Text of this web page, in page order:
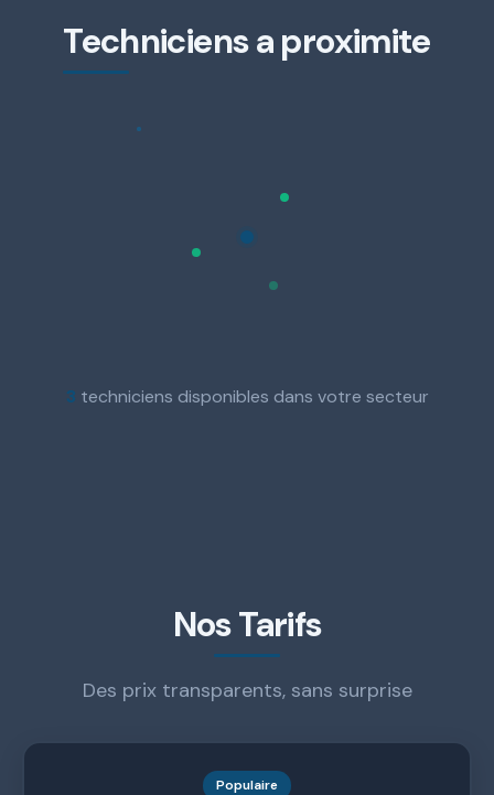
Techniciens a proximite
3 techniciens disponibles dans votre secteur
Nos Tarifs
Des prix transparents, sans surprise
Populaire